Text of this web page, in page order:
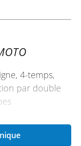
4-temps,
par double